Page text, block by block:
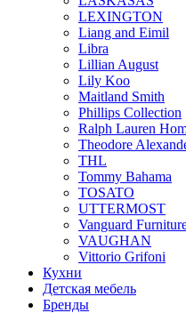
LEXINGTON
Liang and Eimil
Libra
Lillian August
Lily Koo
Maitland Smith
Phillips Collection
Ralph Lauren
Theodore
THL
Tommy Bahama
TOSATO
UTTERMOST
Vanguard
VAUGHAN
Vittorio Grifoni
Кухни
Детская мебель
Бренды